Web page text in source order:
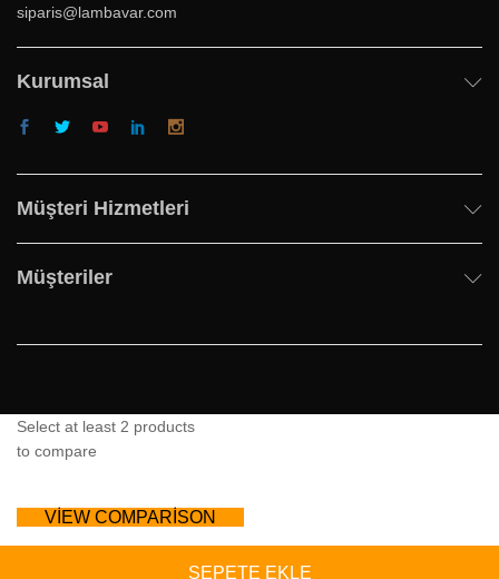
SEPETE EKLE
siparis@lambavar.com
Kurumsal
Müşteri Hizmetleri
Müşteriler
Select at least 2 products
to compare
VIEW COMPARISON